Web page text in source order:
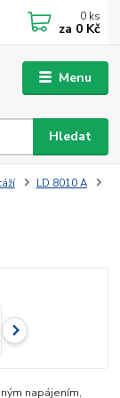
Menu
Hledat
0 ks
za 0 Kč
LD 8010 A
napájením,